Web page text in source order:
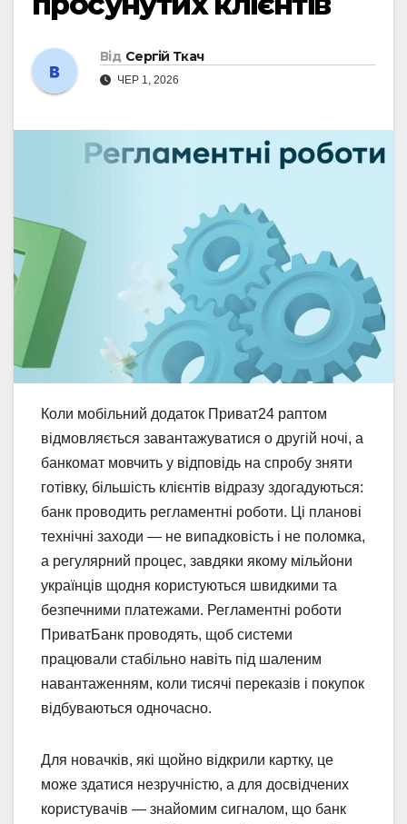
Від Сергій Ткач
ЧЕР 1, 2026
Коли мобільний додаток Приват24 раптом
відмовляється завантажуватися о другій ночі, а
банкомат мовчить у відповідь на спробу зняти
готівку, більшість клієнтів відразу здогадуються:
банк проводить регламентні роботи. Ці планові
технічні заходи — не випадковість і не поломка,
а регулярний процес, завдяки якому мільйони
українців щодня користуються швидкими та
безпечними платежами. Регламентні роботи
ПриватБанк проводять, щоб системи
працювали стабільно навіть під шаленим
навантаженням, коли тисячі переказів і покупок
відбуваються одночасно.
Для новачків, які щойно відкрили картку, це
може здатися незручністю, а для досвідчених
користувачів — знайомим сигналом, що банк